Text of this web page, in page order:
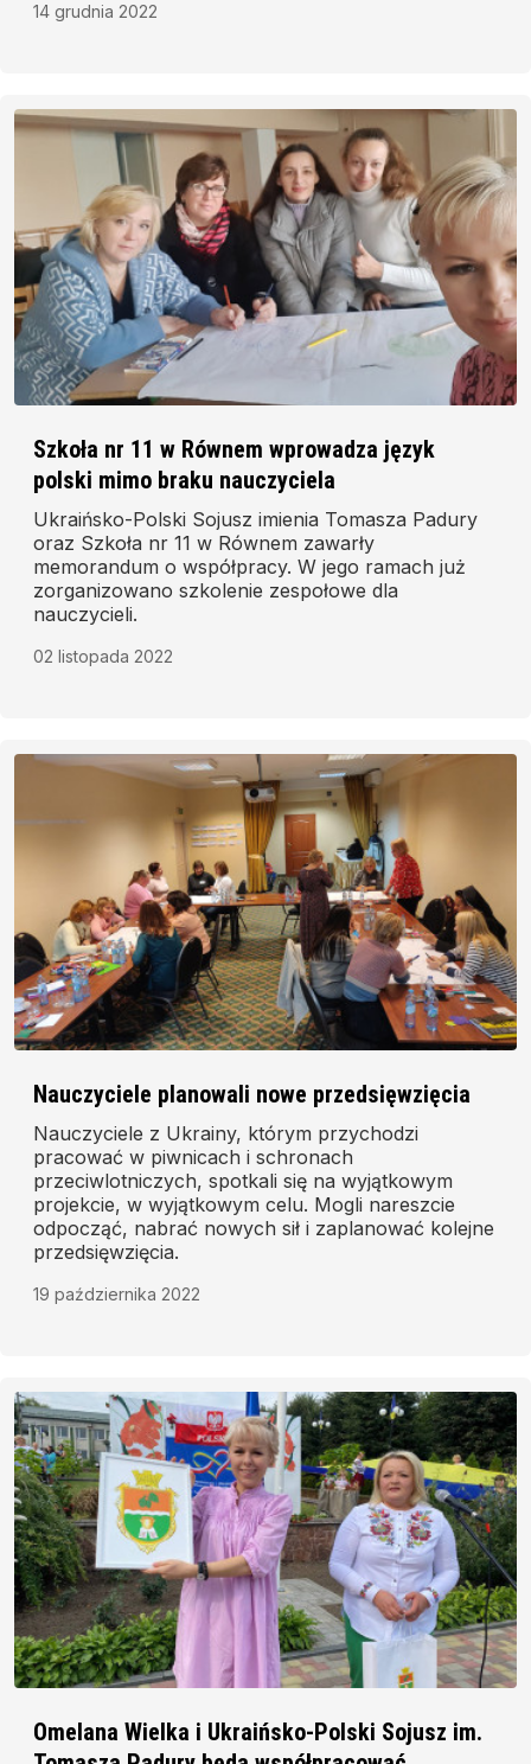
14 grudnia 2022
Szkoła nr 11 w Równem wprowadza język
polski mimo braku nauczyciela
Ukraińsko-Polski Sojusz imienia Tomasza Padury
oraz Szkoła nr 11 w Równem zawarły
memorandum o współpracy. W jego ramach już
zorganizowano szkolenie zespołowe dla
nauczycieli.
02 listopada 2022
Nauczyciele planowali nowe przedsięwzięcia
Nauczyciele z Ukrainy, którym przychodzi
pracować w piwnicach i schronach
przeciwlotniczych, spotkali się na wyjątkowym
projekcie, w wyjątkowym celu. Mogli nareszcie
odpocząć, nabrać nowych sił i zaplanować kolejne
przedsięwzięcia.
19 października 2022
Omelana Wielka i Ukraińsko-Polski Sojusz im.